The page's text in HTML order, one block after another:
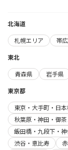
北海道
札幌エリア
帯
東北
青森県
岩手県
東京都
東京・大手町・日
秋葉原・神田・御
飯田橋・九段下・
渋谷・恵比寿